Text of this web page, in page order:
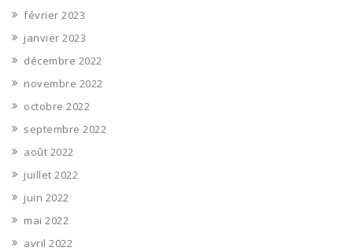
février 2023
janvier 2023
décembre 2022
novembre 2022
octobre 2022
septembre 2022
août 2022
juillet 2022
juin 2022
mai 2022
avril 2022